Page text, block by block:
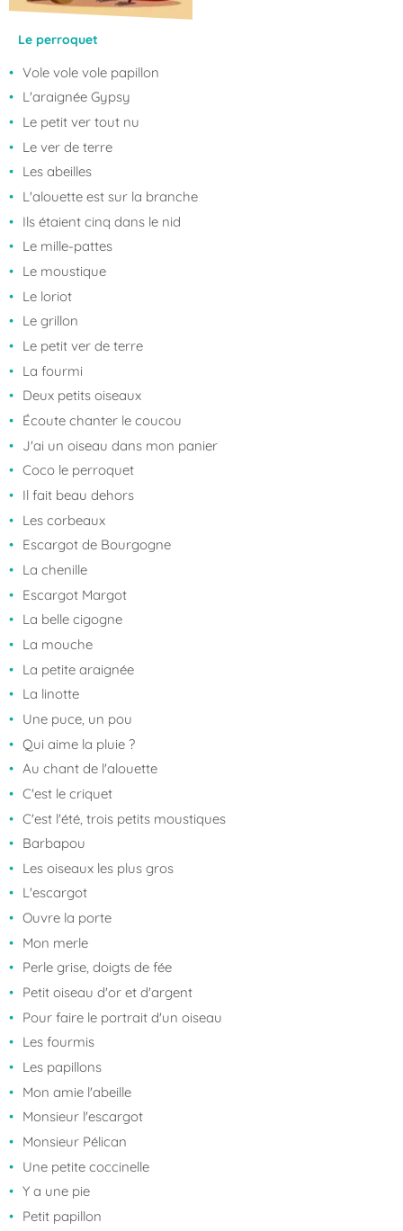
Le perroquet
Vole vole vole papillon
L'araignée Gypsy
Le petit ver tout nu
Le ver de terre
Les abeilles
L'alouette est sur la branche
Ils étaient cinq dans le nid
Le mille-pattes
Le moustique
Le loriot
Le grillon
Le petit ver de terre
La fourmi
Deux petits oiseaux
Écoute chanter le coucou
J'ai un oiseau dans mon panier
Coco le perroquet
Il fait beau dehors
Les corbeaux
Escargot de Bourgogne
La chenille
Escargot Margot
La belle cigogne
La mouche
La petite araignée
La linotte
Une puce, un pou
Qui aime la pluie ?
Au chant de l'alouette
C'est le criquet
C'est l'été, trois petits moustiques
Barbapou
Les oiseaux les plus gros
L'escargot
Ouvre la porte
Mon merle
Perle grise, doigts de fée
Petit oiseau d'or et d'argent
Pour faire le portrait d'un oiseau
Les fourmis
Les papillons
Mon amie l'abeille
Monsieur l'escargot
Monsieur Pélican
Une petite coccinelle
Y a une pie
Petit papillon